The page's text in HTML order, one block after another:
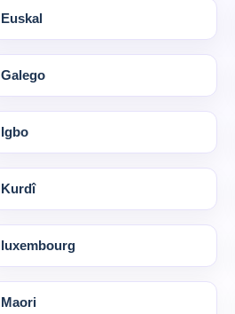
Euskal
Galego
Igbo
Kurdî
luxembourg
Maori